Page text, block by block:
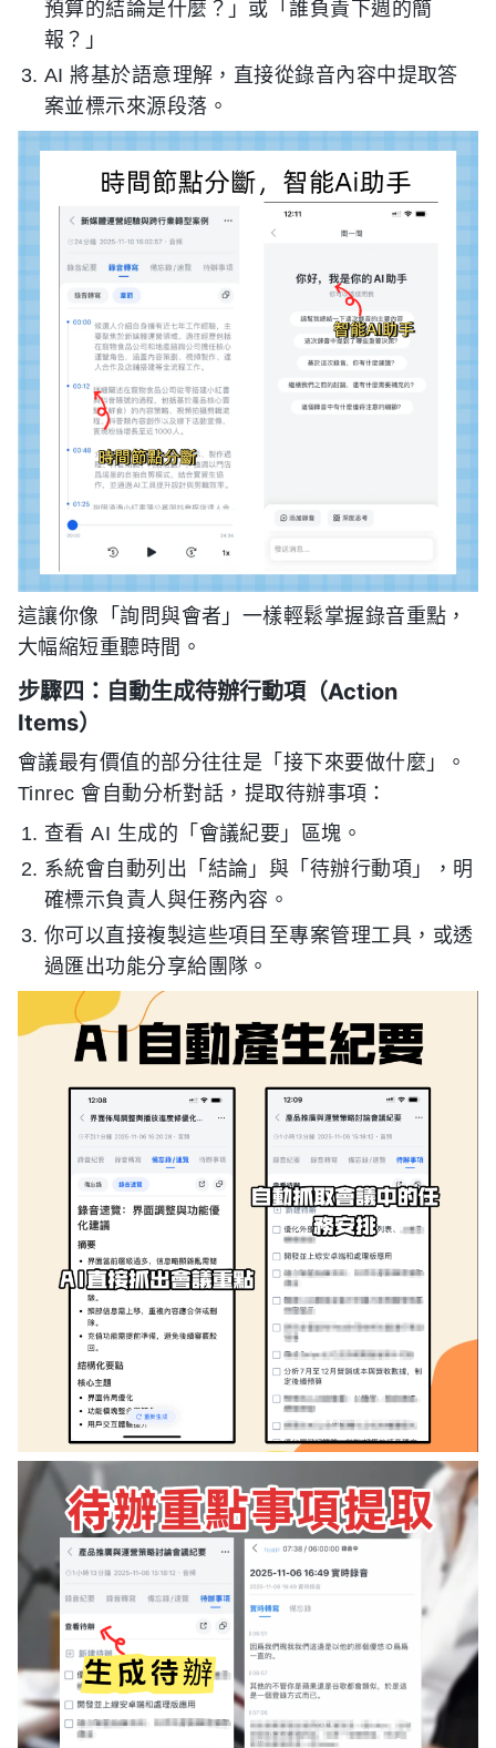
預算的結論是什麼？」或「誰負責下週的簡
報？」
AI 將基於語意理解，直接從錄音內容中提取答
案並標示來源段落。
這讓你像「詢問與會者」一樣輕鬆掌握錄音重點，
大幅縮短重聽時間。
步驟四：自動生成待辦行動項（Action
Items）
會議最有價值的部分往往是「接下來要做什麼」。
Tinrec 會自動分析對話，提取待辦事項：
查看 AI 生成的「會議紀要」區塊。
系統會自動列出「結論」與「待辦行動項」，明
確標示負責人與任務內容。
你可以直接複製這些項目至專案管理工具，或透
過匯出功能分享給團隊。